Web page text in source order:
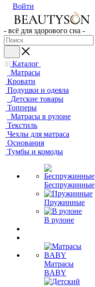
Войти
- всё для здорового сна -
Каталог
Матрасы
Кровати
Подушки и одеяла
Детские товары
Топперы
Матрасы в рулоне
Текстиль
Чехлы для матраса
Основания
Тумбы и комоды
Беспружинные
Пружинные
В рулоне
Матрасы
BABY